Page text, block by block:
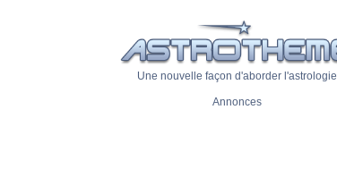
Une nouvelle façon d'aborder l'astrologie
Annonces